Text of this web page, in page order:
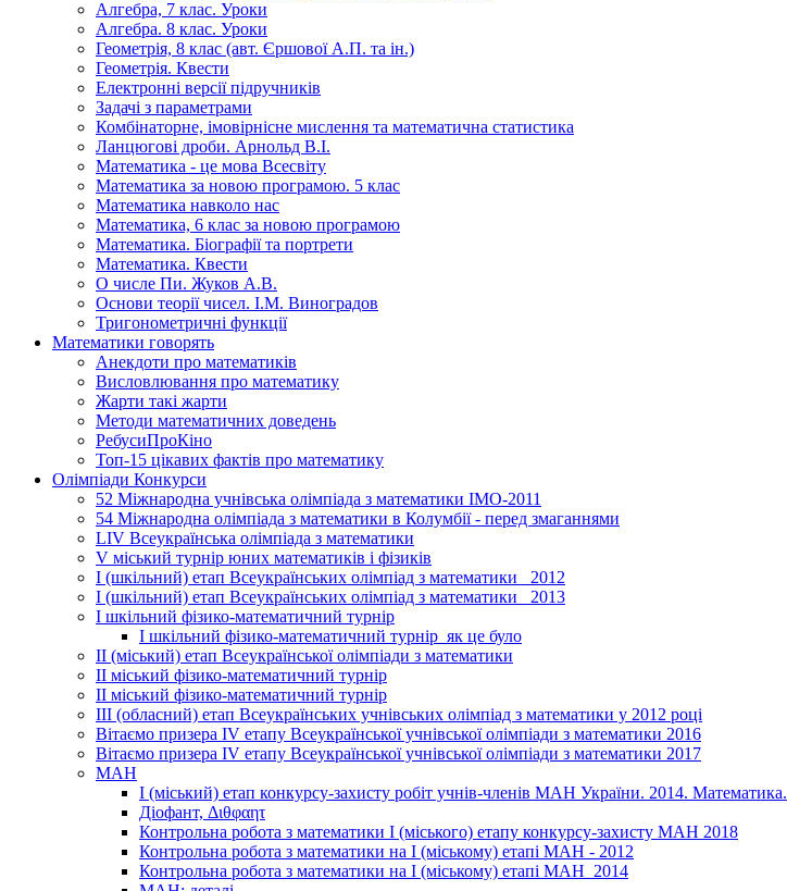
Алгебра, 7 клас. Уроки
Алгебра. 8 клас. Уроки
Геометрія, 8 клас (авт. Єршової А.П. та ін.)
Геометрія. Квести
Електронні версії підручників
Задачі з параметрами
Комбінаторне, імовірнісне мислення та математична статистика
Ланцюгові дроби. Арнольд В.І.
Математика - це мова Всесвіту
Математика за новою програмою. 5 клас
Математика навколо нас
Математика, 6 клас за новою програмою
Математика. Біографії та портрети
Математика. Квести
О числе Пи. Жуков А.В.
Основи теорії чисел. І.М. Виноградов
Тригонометричні функції
Математики говорять
Анекдоти про математиків
Висловлювання про математику
Жарти такі жарти
Методи математичних доведень
РебусиПроКіно
Топ-15 цікавих фактів про математику
Олімпіади Конкурси
52 Міжнародна учнівська олімпіада з математики ІМО-2011
54 Міжнародна олімпіада з математики в Колумбії - перед змаганнями
LIV Всеукраїнська олімпіада з математики
V міський турнір юних математиків і фізиків
І (шкільний) етап Всеукраїнських олімпіад з математики _2012
І (шкільний) етап Всеукраїнських олімпіад з математики _2013
І шкільний фізико-математичний турнір
І шкільний фізико-математичний турнір_як це було
ІІ (міський) етап Всеукраїнської олімпіади з математики
ІІ міський фізико-математичний турнір
ІІ міський фізико-математичний турнір
ІІІ (обласний) етап Всеукраїнських учнівських олімпіад з математики у 2012 році
Вітаємо призера ІV етапу Всеукраїнської учнівської олімпіади з математики 2016
Вітаємо призера ІV етапу Всеукраїнської учнівської олімпіади з математики 2017
МАН
І (міський) етап конкурсу-захисту робіт учнів-членів МАН України. 2014. Математика.
Діофант, Διθφαητ
Контрольна робота з математики І (міського) етапу конкурсу-захисту МАН 2018
Контрольна робота з математики на І (міському) етапі МАН - 2012
Контрольна робота з математики на І (міському) етапі МАН_2014